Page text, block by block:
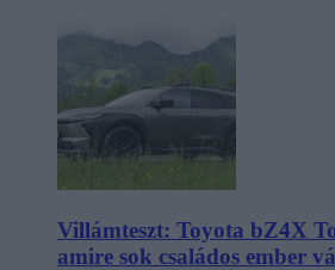
Villámteszt: Toyota bZ4X
amire sok családos ember